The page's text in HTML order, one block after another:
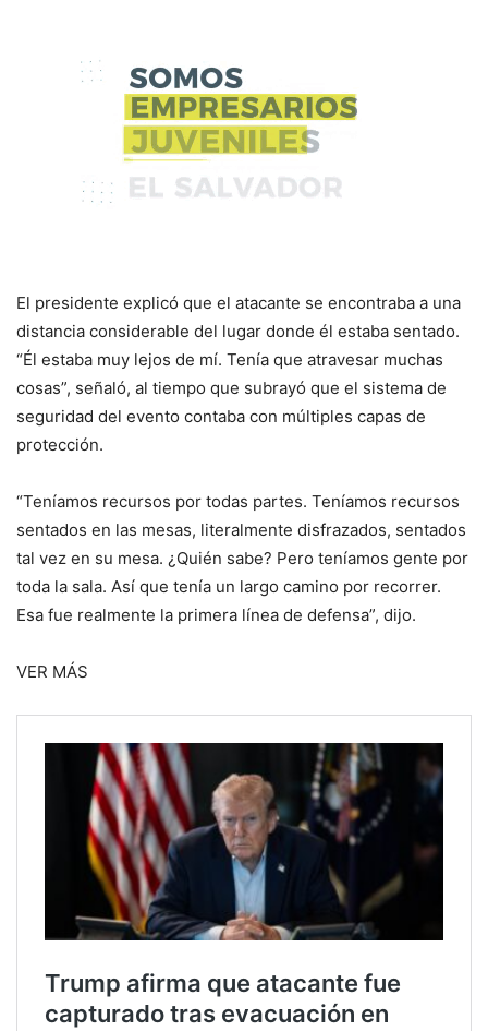
El presidente explicó que el atacante se encontraba a una
distancia considerable del lugar donde él estaba sentado.
“Él estaba muy lejos de mí. Tenía que atravesar muchas
cosas”, señaló, al tiempo que subrayó que el sistema de
seguridad del evento contaba con múltiples capas de
protección.
“Teníamos recursos por todas partes. Teníamos recursos
sentados en las mesas, literalmente disfrazados, sentados
tal vez en su mesa. ¿Quién sabe? Pero teníamos gente por
toda la sala. Así que tenía un largo camino por recorrer.
Esa fue realmente la primera línea de defensa”, dijo.
VER MÁS